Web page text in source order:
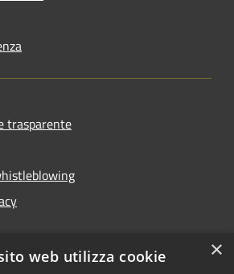
trasparente
accessibilità
×
web utilizza cookie